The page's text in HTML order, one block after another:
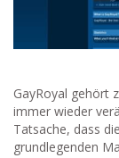
GayRoyal gehört
immer wieder
Tatsache, dass
grundlegenden